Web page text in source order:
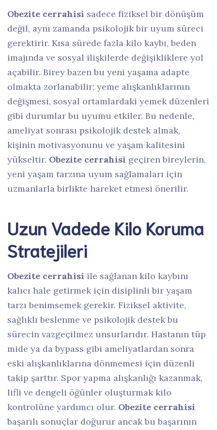
Obezite cerrahisi sadece fiziksel bir dönüşüm
değil, aynı zamanda psikolojik bir uyum süreci
gerektirir. Kısa sürede fazla kilo kaybı, beden
imajında ve sosyal ilişkilerde değişikliklere yol
açabilir. Birey bazen bu yeni yaşama adapte
olmakta zorlanabilir; yeme alışkanlıklarının
değişmesi, sosyal ortamlardaki yemek düzenleri
gibi durumlar bu uyumu etkiler. Bu nedenle,
ameliyat sonrası psikolojik destek almak,
kişinin motivasyonunu ve yaşam kalitesini
yükseltir. Obezite cerrahisi geçiren bireylerin,
yeni yaşam tarzına uyum sağlamaları için
uzmanlarla birlikte hareket etmesi önerilir.
Uzun Vadede Kilo Koruma
Stratejileri
Obezite cerrahisi ile sağlanan kilo kaybını
kalıcı hale getirmek için disiplinli bir yaşam
tarzı benimsemek gerekir. Fiziksel aktivite,
sağlıklı beslenme ve psikolojik destek bu
sürecin vazgeçilmez unsurlarıdır. Hastanın tüp
mide ya da bypass gibi ameliyatlardan sonra
eski alışkanlıklarına dönmemesi için düzenli
takip şarttır. Spor yapma alışkanlığı kazanmak,
lifli ve dengeli öğünler oluşturmak kilo
kontrolüne yardımcı olur. Obezite cerrahisi
başarılı sonuçlar doğurur ancak bu başarının